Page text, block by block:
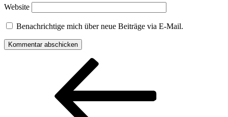
Website
Benachrichtige mich über neue Beiträge via E-Mail.
Beitragsnavigation